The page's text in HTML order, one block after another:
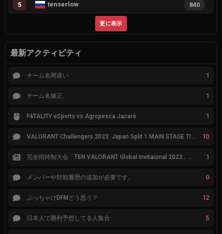
5 tenserlow 840
更に表示
最新アクティビティ
チーム名間違い 1
チーム名修正 1
F4TALITY eSports vs Agropesca Jacaré 1
VALORANT Challengers 2023: Japan Split 1 MAIN STAGE TIER表 10
完全招待制大会「TEN VALORANT Global Invitaional 2023」が韓国で開催 1
メンバーや対戦履歴の追加が必要です。 0
ぶっちゃけDFMどう思う？ 12
日本人で勝利予想してる人集合 5